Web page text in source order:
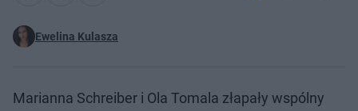
Ewelina Kulasza
Marianna Schreiber i Ola Tomala złapały wspólny